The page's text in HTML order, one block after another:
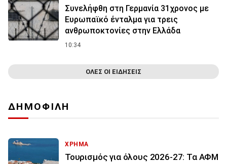
Συνελήφθη στη Γερμανία 31χρονος με
Ευρωπαϊκό ένταλμα για τρεις
ανθρωποκτονίες στην Ελλάδα
10:34
ΟΛΕΣ ΟΙ ΕΙΔΗΣΕΙΣ
ΔΗΜΟΦΙΛΗ
ΧΡΗΜΑ
Τουρισμός για όλους 2026-27: Τα ΑΦΜ